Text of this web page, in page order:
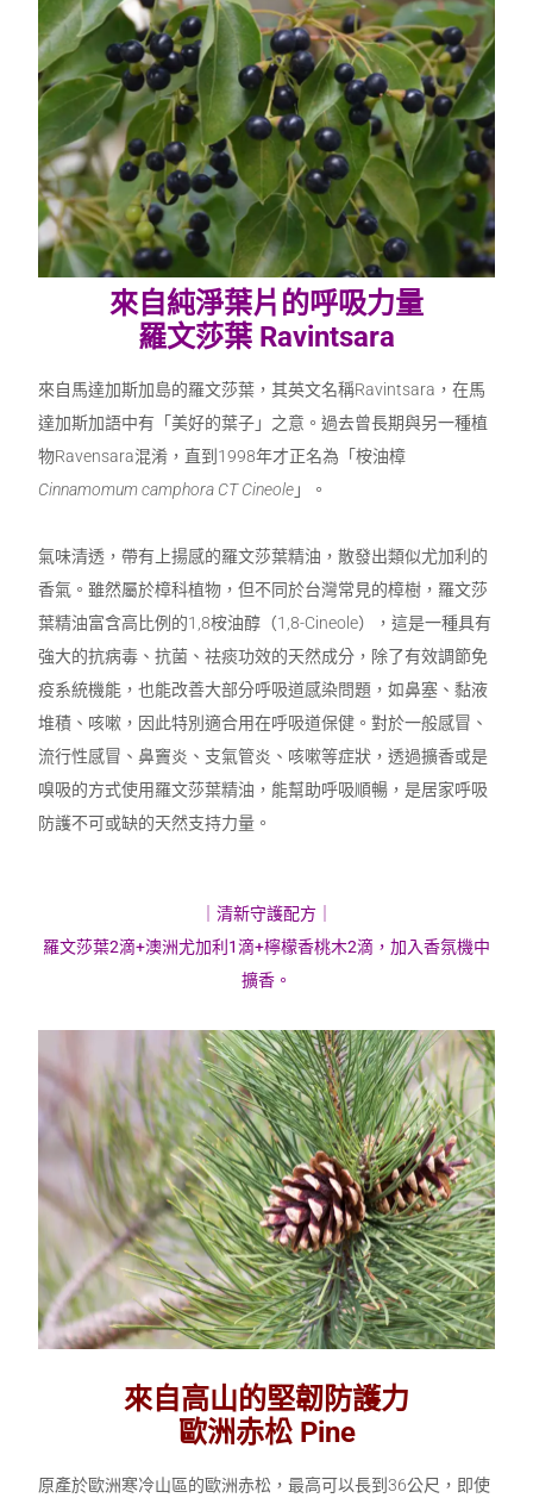
來自純淨葉片的呼吸力量
羅文莎葉 Ravintsara
來自馬達加斯加島的羅文莎葉，其英文名稱Ravintsara，在馬
達加斯加語中有「美好的葉子」之意。過去曾長期與另一種植
物Ravensara混淆，直到1998年才正名為「桉油樟
Cinnamomum camphora CT Cineole 」。
氣味清透，帶有上揚感的羅文莎葉精油，散發出類似尤加利的
香氣。雖然屬於樟科植物，但不同於台灣常見的樟樹，羅文莎
葉精油富含高比例的1,8桉油醇（1,8-Cineole），這是一種具有
強大的抗病毒、抗菌、祛痰功效的天然成分，除了有效調節免
疫系統機能，也能改善大部分呼吸道感染問題，如鼻塞、黏液
堆積、咳嗽，因此特別適合用在呼吸道保健。對於一般感冒、
流行性感冒、鼻竇炎、支氣管炎、咳嗽等症狀，透過擴香或是
嗅吸的方式使用羅文莎葉精油，能幫助呼吸順暢，是居家呼吸
防護不可或缺的天然支持力量。
｜清新守護配方｜
羅文莎葉2滴+澳洲尤加利1滴+檸檬香桃木2滴，加入香氛機中
擴香。
來自高山的堅韌防護力
歐洲赤松 Pine
原產於歐洲寒冷山區的歐洲赤松，最高可以長到36公尺，即使